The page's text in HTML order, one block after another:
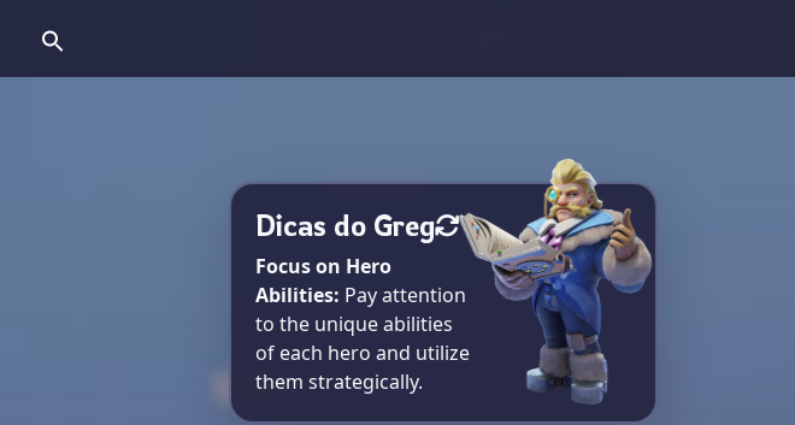
Dicas do Greg
Focus on Hero
Abilities: Pay attention
to the unique abilities
of each hero and utilize
them strategically.